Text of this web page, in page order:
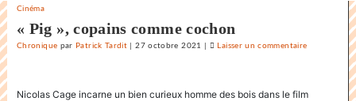
Cinéma
« Pig », copains comme cochon
Chronique par Patrick Tardit |27 octobre 2021 Laisser un commentaire
endiablée
Nicolas Cage incarne un bien curieux homme des bois dans le film